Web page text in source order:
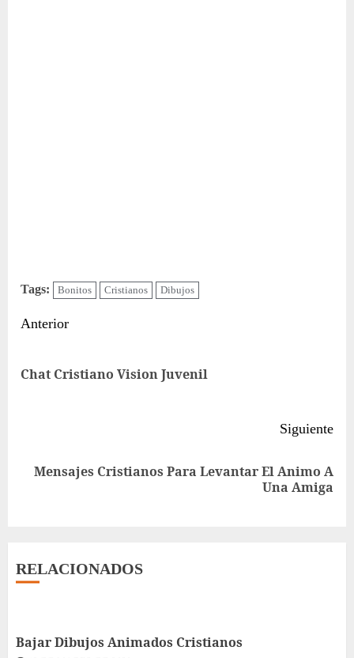
Tags: Bonitos Cristianos Dibujos
Sigue
Anterior
Chat Cristiano Vision Juvenil
Siguiente
Siguiente
Mensajes Cristianos Para Levantar El Animo A
Una Amiga
RELACIONADOS
Bajar Dibujos Animados Cristianos